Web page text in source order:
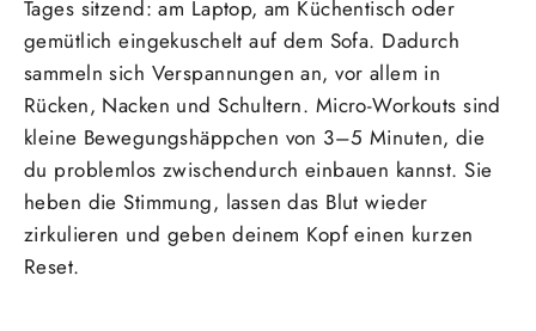
Tages sitzend: am Laptop, am Küchentisch oder
gemütlich eingekuschelt auf dem Sofa. Dadurch
sammeln sich Verspannungen an, vor allem in
Rücken, Nacken und Schultern. Micro-Workouts sind
kleine Bewegungshäppchen von 3–5 Minuten, die
du problemlos zwischendurch einbauen kannst. Sie
heben die Stimmung, lassen das Blut wieder
zirkulieren und geben deinem Kopf einen kurzen
Reset.